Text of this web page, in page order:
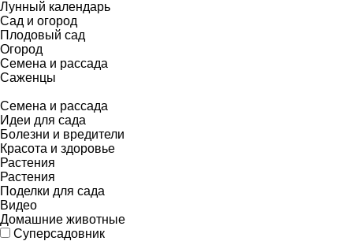
Лунный календарь
Сад и огород
Плодовый сад
Огород
Семена и рассада
Саженцы
Семена и рассада
Идеи для сада
Болезни и вредители
Красота и здоровье
Растения
Растения
Поделки для сада
Видео
Домашние животные
Суперсадовник